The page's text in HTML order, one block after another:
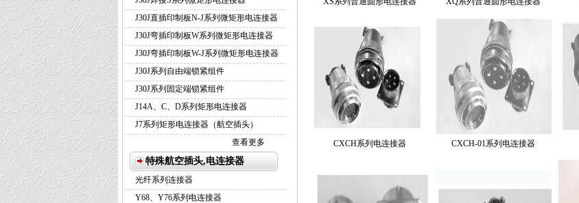
J30J直插印制板N-J系列微矩形电连接器
J30J弯插印制板W系列微矩形电连接器
J30J弯插印制板W-J系列微矩形电连接器
J30J系列自由端锁紧组件
J30J系列固定端锁紧组件
J14A、C、D系列矩形电连接器
J7系列矩形电连接器（航空插头）
查看更多
特殊航空插头,电连接器
光纤系列连接器
Y68、Y76系列电连接器
CXCH系列电连接器 CXCH-01系列电连接器